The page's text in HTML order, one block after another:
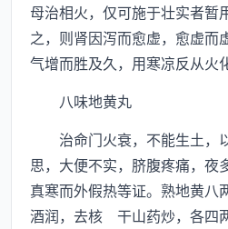
母治相火，仅可施于壮实者暂
之，则肾因泻而愈虚，愈虚而
气增而胜及久，用寒凉反从火
八味地黄丸
治命门火衰，不能生土，
思，大便不实，脐腹疼痛，夜
真寒而外假热等证。熟地黄
酒润，去核 干山药炒，各